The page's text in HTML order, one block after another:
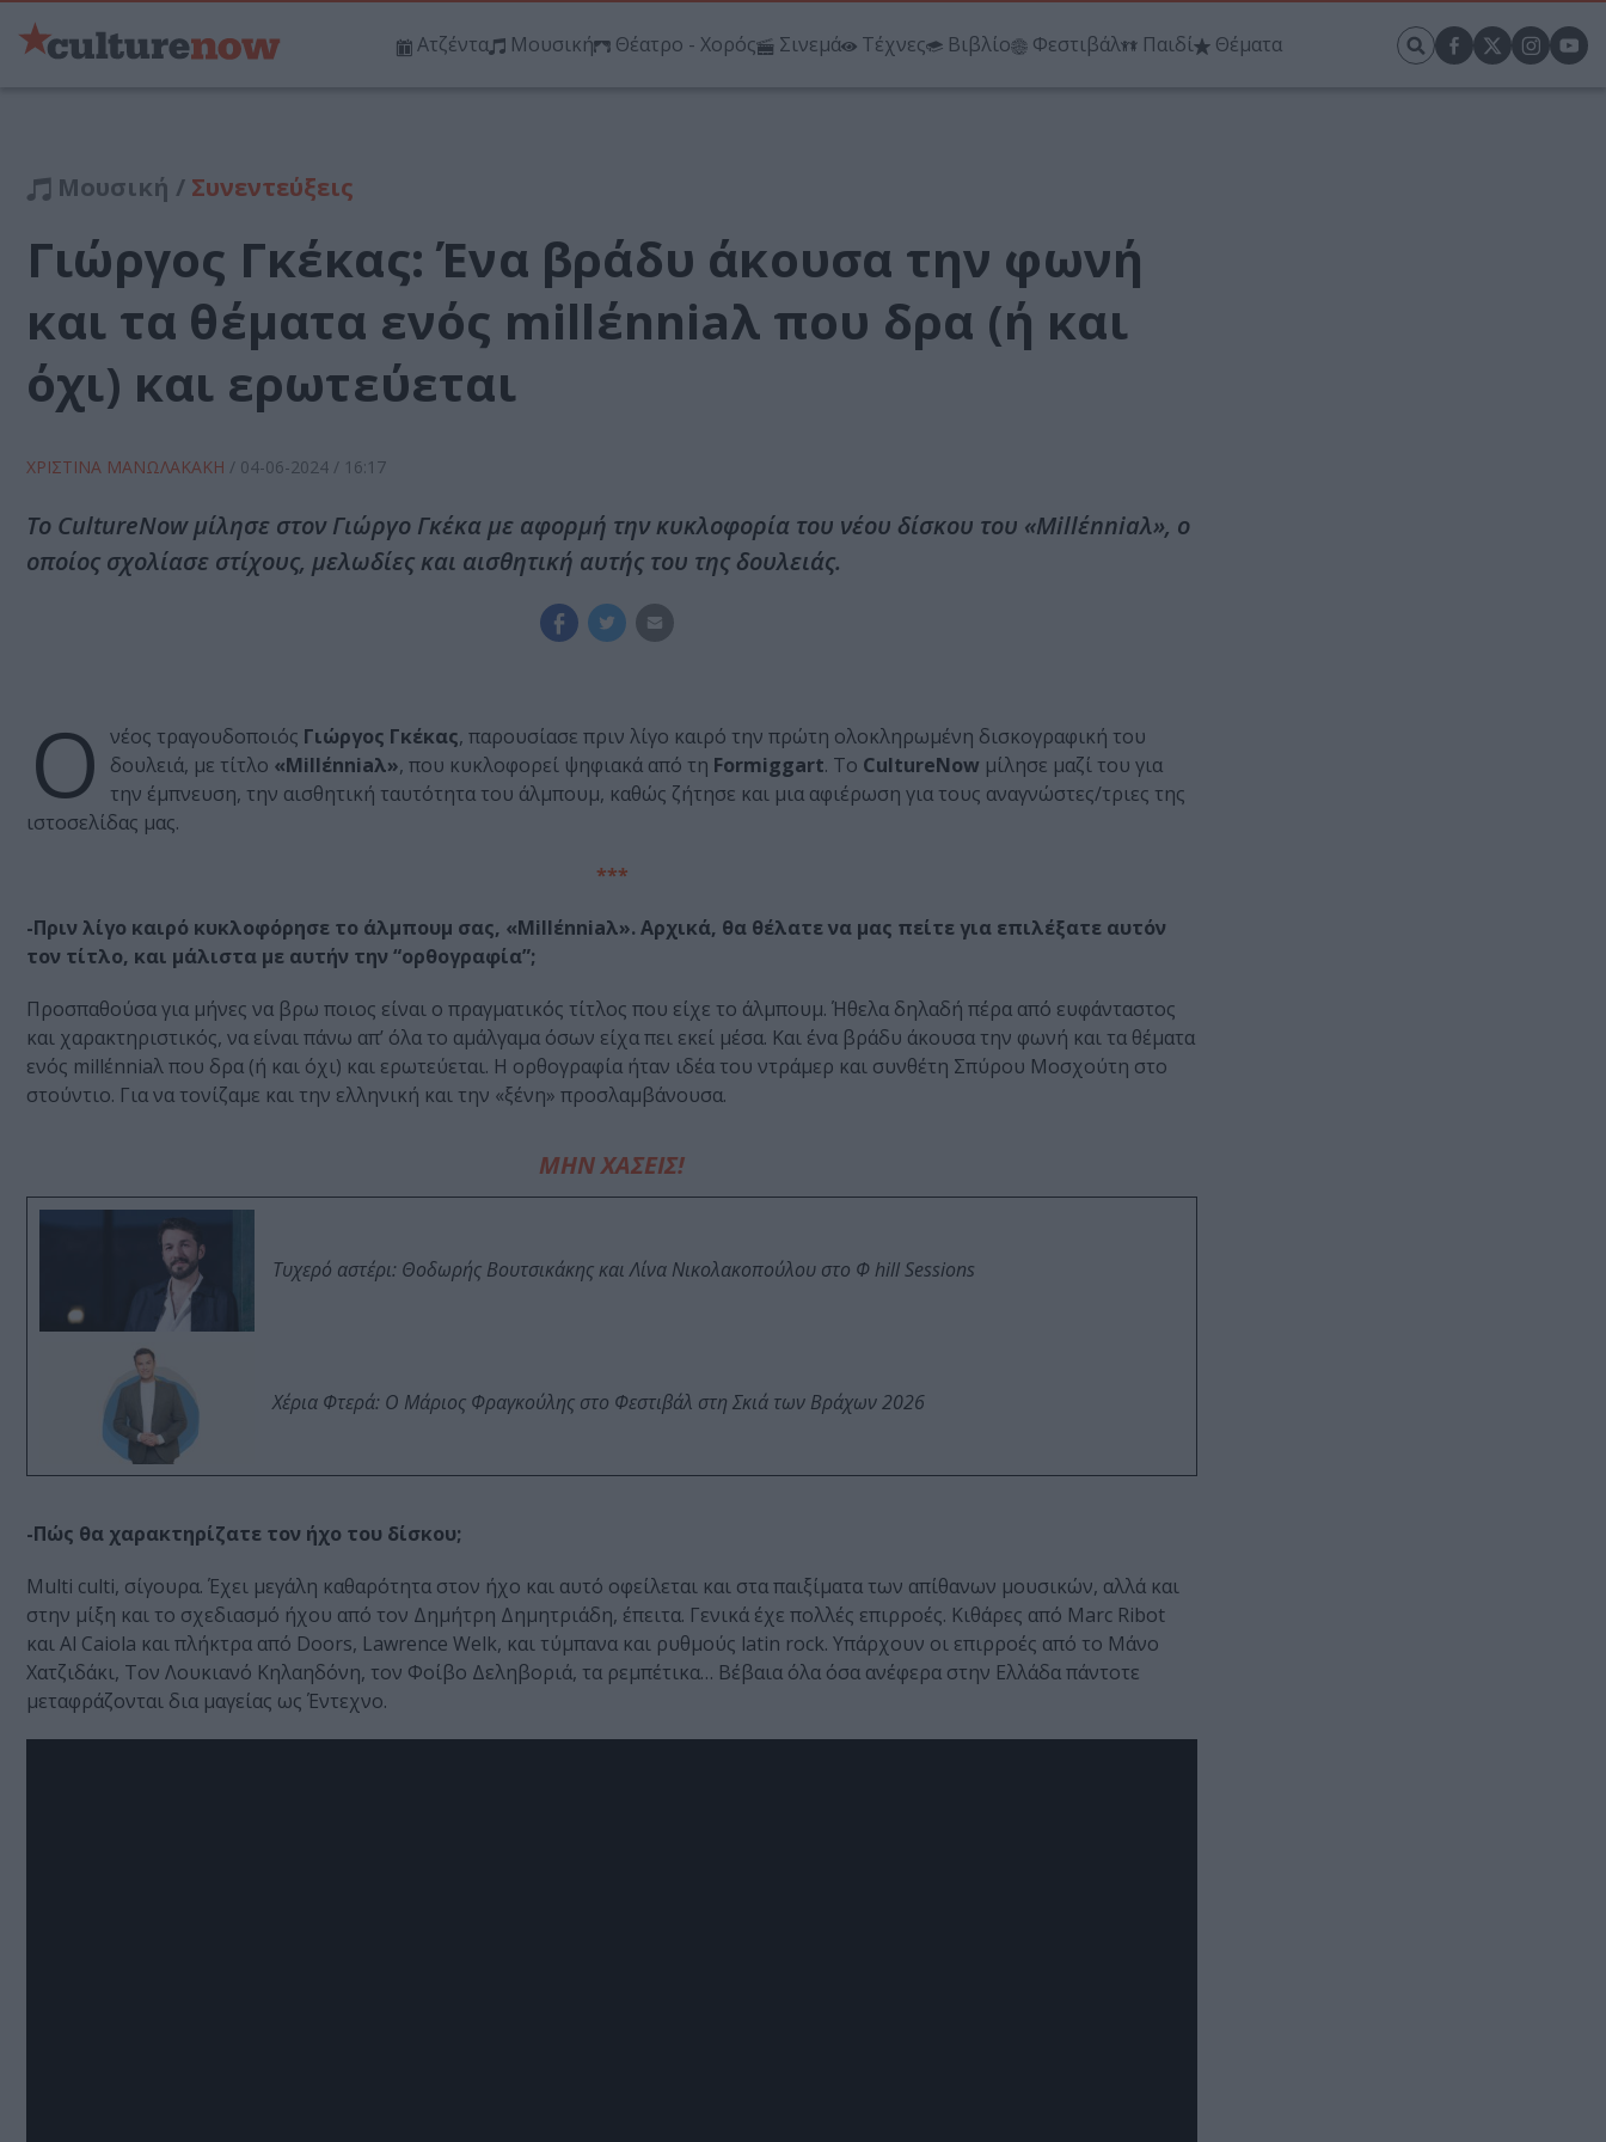
Ατζέντα Μουσική Θέατρο - Χορός Σινεμά Τέχνες Βιβλίο Φεστιβάλ Παιδί Θέματα
Μουσική / Συνεντεύξεις
Γιώργος Γκέκας: Ένα βράδυ άκουσα την φωνή
και τα θέματα ενός millέnniaλ που δρα (ή και
όχι) και ερωτεύεται
ΧΡΙΣΤΙΝΑ ΜΑΝΩΛΑΚΑΚΗ / 04-06-2024 / 16:17
To CultureNow μίλησε στον Γιώργο Γκέκα με αφορμή την κυκλοφορία του νέου δίσκου του «Millέnniaλ», ο
οποίος σχολίασε στίχους, μελωδίες και αισθητική αυτής του της δουλειάς.
Ο νέος τραγουδοποιός Γιώργος Γκέκας, παρουσίασε πριν λίγο καιρό την πρώτη ολοκληρωμένη δισκογραφική του
δουλειά, με τίτλο «Millέnniaλ», που κυκλοφορεί ψηφιακά από τη Formiggart. Το CultureNow μίλησε μαζί του για
την έμπνευση, την αισθητική ταυτότητα του άλμπουμ, καθώς ζήτησε και μια αφιέρωση για τους αναγνώστες/τριες της
ιστοσελίδας μας.
***
-Πριν λίγο καιρό κυκλοφόρησε το άλμπουμ σας, «Millέnniaλ». Αρχικά, θα θέλατε να μας πείτε για επιλέξατε αυτόν
τον τίτλο, και μάλιστα με αυτήν την “ορθογραφία”;
Προσπαθούσα για μήνες να βρω ποιος είναι ο πραγματικός τίτλος που είχε το άλμπουμ. Ήθελα δηλαδή πέρα από ευφάνταστος
και χαρακτηριστικός, να είναι πάνω απ’ όλα το αμάλγαμα όσων είχα πει εκεί μέσα. Και ένα βράδυ άκουσα την φωνή και τα θέματα
ενός millέnniaλ που δρα (ή και όχι) και ερωτεύεται. Η ορθογραφία ήταν ιδέα του ντράμερ και συνθέτη Σπύρου Μοσχούτη στο
στούντιο. Για να τονίζαμε και την ελληνική και την «ξένη» προσλαμβάνουσα.
ΜΗΝ ΧΑΣΕΙΣ!
Τυχερό αστέρι: Θοδωρής Βουτσικάκης και Λίνα Νικολακοπούλου στο Φ hill Sessions
Χέρια Φτερά: Ο Μάριος Φραγκούλης στο Φεστιβάλ στη Σκιά των Βράχων 2026
-Πώς θα χαρακτηρίζατε τον ήχο του δίσκου;
Multi culti, σίγουρα. Έχει μεγάλη καθαρότητα στον ήχο και αυτό οφείλεται και στα παιξίματα των απίθανων μουσικών, αλλά και
στην μίξη και το σχεδιασμό ήχου από τον Δημήτρη Δημητριάδη, έπειτα. Γενικά έχε πολλές επιρροές. Κιθάρες από Marc Ribot
και Al Caiola και πλήκτρα από Doors, Lawrence Welk, και τύμπανα και ρυθμούς latin rock. Υπάρχουν οι επιρροές από το Μάνο
Χατζιδάκι, Τον Λουκιανό Κηλαηδόνη, τον Φοίβο Δεληβοριά, τα ρεμπέτικα… Βέβαια όλα όσα ανέφερα στην Ελλάδα πάντοτε
μεταφράζονται δια μαγείας ως Έντεχνο.